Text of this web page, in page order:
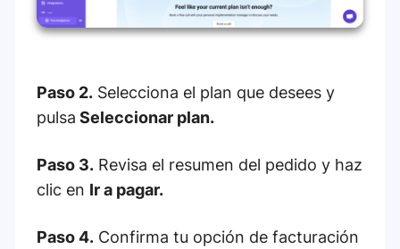
Paso 2. Selecciona el plan que desees y
pulsa Seleccionar plan.
Paso 3. Revisa el resumen del pedido y haz
clic en Ir a pagar.
Paso 4. Confirma tu opción de facturación